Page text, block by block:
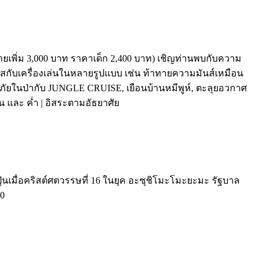
พิ่ม 3,000 บาท ราคาเด็ก 2,400 บาท) เชิญท่านพบกับความ
บเครื่องเล่นในหลายรูปแบบ เช่น ท้าทายความมันส์เหมือน
ในป่ากับ JUNGLE CRUISE, เยือนบ้านหมีพูห์, ตะลุยอวกาศ
และ ค่ำ | อิสระตามอัธยาศัย
มื่อคริสต์ศตวรรษที่ 16 ในยุค อะซุชิโมะโมะยะมะ รัฐบาล